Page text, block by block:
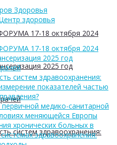
17-18 октября 2024
2025 год
систем здравоохранения:
Здоровья
здоровья
17-18 октября 2024
2025 год
систем здравоохранения:
показателей частью
медико-санитарной
меняющейся Европы
хронических больных в
здравоохранения: